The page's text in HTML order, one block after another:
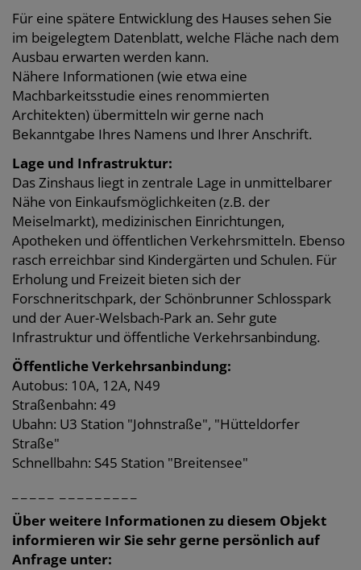
Für eine spätere Entwicklung des Hauses sehen Sie
im beigelegtem Datenblatt, welche Fläche nach dem
Ausbau erwarten werden kann.
Nähere Informationen (wie etwa eine
Machbarkeitsstudie eines renommierten
Architekten) übermitteln wir gerne nach
Bekanntgabe Ihres Namens und Ihrer Anschrift.
Lage und Infrastruktur:
Das Zinshaus liegt in zentrale Lage in unmittelbarer
Nähe von Einkaufsmöglichkeiten (z.B. der
Meiselmarkt), medizinischen Einrichtungen,
Apotheken und öffentlichen Verkehrsmitteln. Ebenso
rasch erreichbar sind Kindergärten und Schulen. Für
Erholung und Freizeit bieten sich der
Forschneritschpark, der Schönbrunner Schlosspark
und der Auer-Welsbach-Park an. Sehr gute
Infrastruktur und öffentliche Verkehrsanbindung.
Öffentliche Verkehrsanbindung:
Autobus: 10A, 12A, N49
Straßenbahn: 49
Ubahn: U3 Station "Johnstraße", "Hütteldorfer
Straße"
Schnellbahn: S45 Station "Breitensee"
Über weitere Informationen zu diesem Objekt
informieren wir Sie sehr gerne persönlich auf
Anfrage unter: